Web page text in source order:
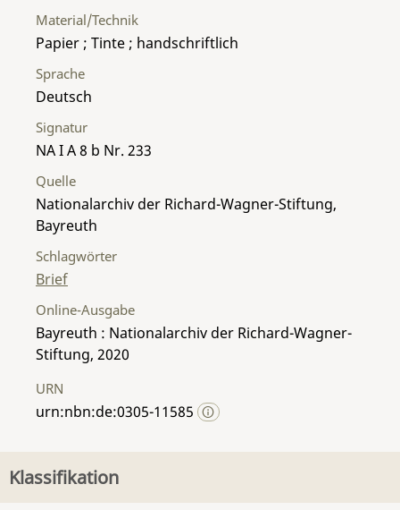
Material/Technik
Papier ; Tinte ; handschriftlich
Sprache
Deutsch
Signatur
NA I A 8 b Nr. 233
Quelle
Nationalarchiv der Richard-Wagner-Stiftung,
Bayreuth
Schlagwörter
Brief
Online-Ausgabe
Bayreuth : Nationalarchiv der Richard-Wagner-
Stiftung, 2020
URN
urn:nbn:de:0305-11585
Klassifikation